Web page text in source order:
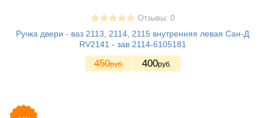
Отзывы: 0
Ручка двери - ваз 2113, 2114, 2115 внутренняя левая Сан-Д
RV2141 - зав 2114-6105181
450руб. 400руб.